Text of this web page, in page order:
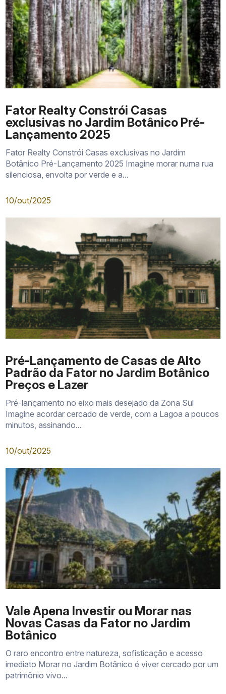
Fator Realty Constrói Casas
exclusivas no Jardim Botânico Pré-
Lançamento 2025
Fator Realty Constrói Casas exclusivas no Jardim
Botânico Pré-Lançamento 2025 Imagine morar numa rua
silenciosa, envolta por verde e a...
10/out/2025
Pré-Lançamento de Casas de Alto
Padrão da Fator no Jardim Botânico
Preços e Lazer
Pré-lançamento no eixo mais desejado da Zona Sul
Imagine acordar cercado de verde, com a Lagoa a poucos
minutos, assinando...
10/out/2025
Vale Apena Investir ou Morar nas
Novas Casas da Fator no Jardim
Botânico
O raro encontro entre natureza, sofisticação e acesso
imediato Morar no Jardim Botânico é viver cercado por um
patrimônio vivo...